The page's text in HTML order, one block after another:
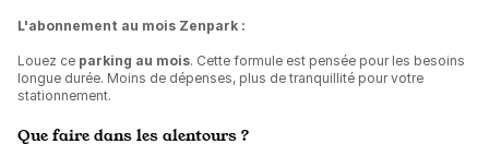
L'abonnement au mois Zenpark :
Louez ce parking au mois. Cette formule est pensée pour les besoins
longue durée. Moins de dépenses, plus de tranquillité pour votre
stationnement.
Que faire dans les alentours ?